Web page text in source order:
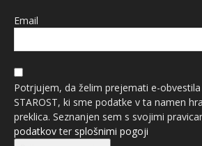
Email
Potrjujem, da želim prejemati e-
STAROST, ki sme podatke v ta namen
preklica. Seznanjen sem s svojimi
podatkovter splošnimi pogoji